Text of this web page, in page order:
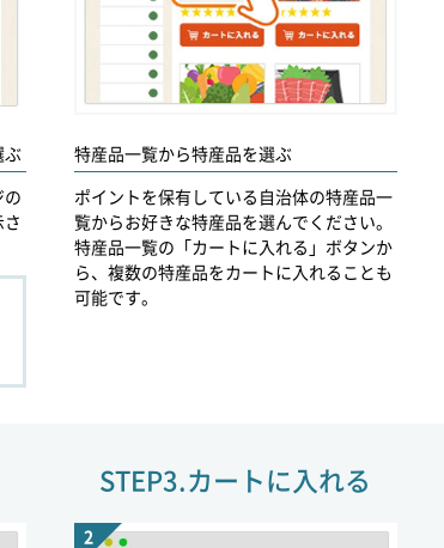
ぶ
特産品一覧から特産品を選ぶ
ポイントを保有している自治体の特産品一
覧からお好きな特産品を選んでください。
特産品一覧の「カートに入れる」ボタンか
ら、複数の特産品をカートに入れることも
可能です。
STEP3.カートに入れる